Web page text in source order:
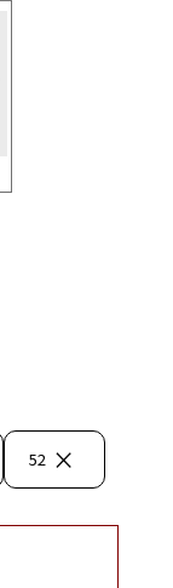
52 ×